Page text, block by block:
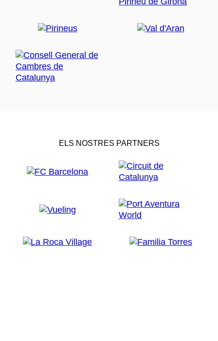
ELS NOSTRES PARTNERS